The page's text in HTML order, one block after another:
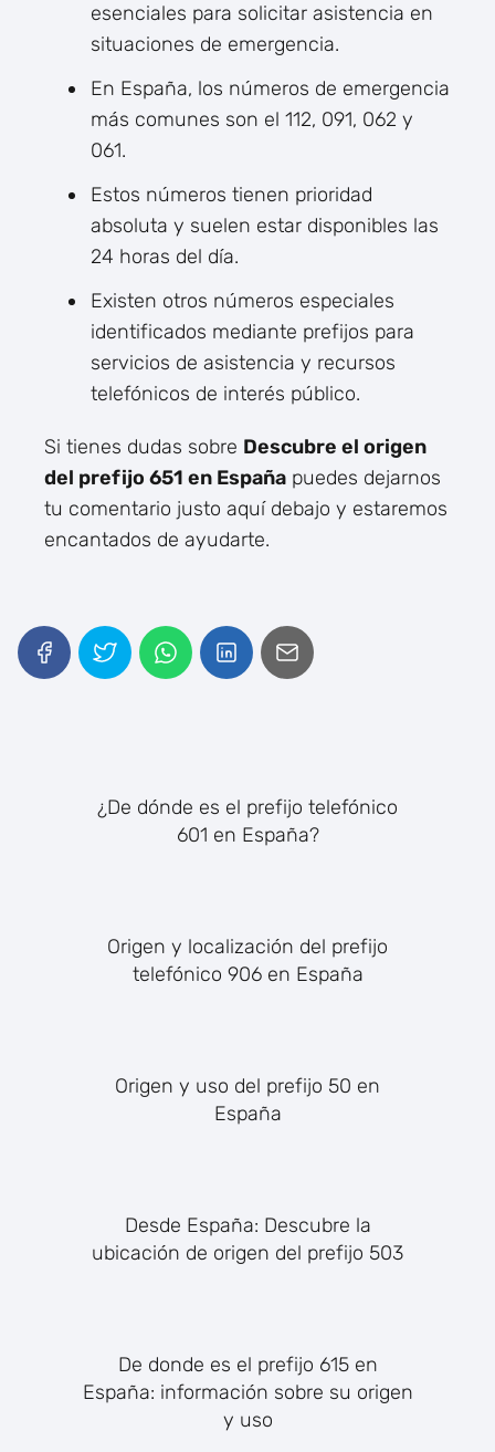
esenciales para solicitar asistencia en
situaciones de emergencia.
En España, los números de emergencia
más comunes son el 112, 091, 062 y
061.
Estos números tienen prioridad
absoluta y suelen estar disponibles las
24 horas del día.
Existen otros números especiales
identificados mediante prefijos para
servicios de asistencia y recursos
telefónicos de interés público.
Si tienes dudas sobre Descubre el origen
del prefijo 651 en España puedes dejarnos
tu comentario justo aquí debajo y estaremos
encantados de ayudarte.
¿De dónde es el prefijo telefónico
601 en España?
Origen y localización del prefijo
telefónico 906 en España
Origen y uso del prefijo 50 en
España
Desde España: Descubre la
ubicación de origen del prefijo 503
De donde es el prefijo 615 en
España: información sobre su origen
y uso